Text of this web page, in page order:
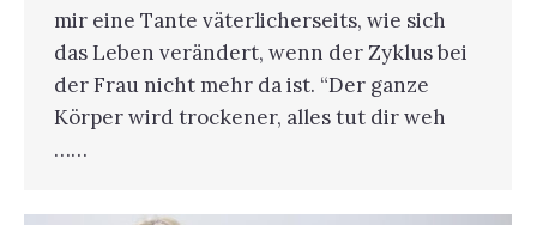
mir eine Tante väterlicherseits, wie sich
das Leben verändert, wenn der Zyklus bei
der Frau nicht mehr da ist. “Der ganze
Körper wird trockener, alles tut dir weh
……